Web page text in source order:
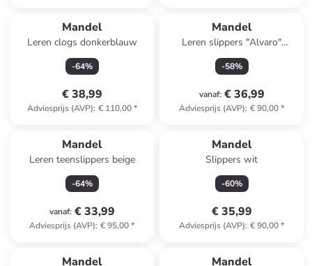
Mandel
Leren clogs donkerblauw
-64%
€ 38,99
Adviesprijs (AVP): € 110,00*
Mandel
Leren slippers "Alvaro"
lichtbruin
-58%
vanaf: € 36,99
Adviesprijs (AVP): € 90,00*
Mandel
Leren teenslippers beige
-64%
vanaf: € 33,99
Adviesprijs (AVP): € 95,00*
Mandel
Slippers wit
-60%
€ 35,99
Adviesprijs (AVP): € 90,00*
Mandel Mandel